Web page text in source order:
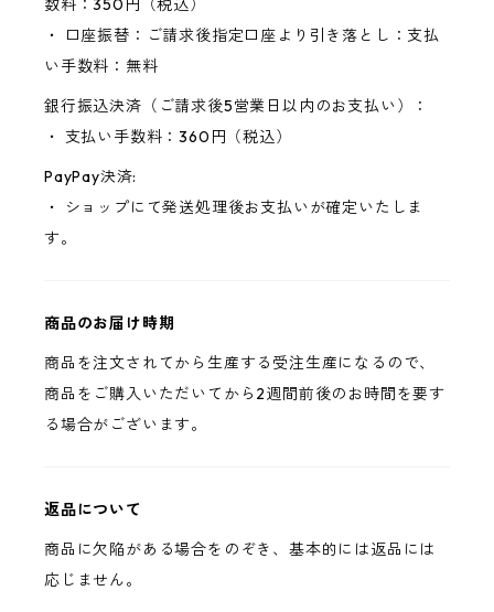
数料：350円（税込）
・ 口座振替：ご請求後指定口座より引き落とし：支払
い手数料：無料
銀行振込決済（ご請求後5営業日以内のお支払い）：
・ 支払い手数料：360円（税込）
PayPay決済:
・ ショップにて発送処理後お支払いが確定いたしま
す。
商品のお届け時期
商品を注文されてから生産する受注生産になるので、
商品をご購入いただいてから2週間前後のお時間を要す
る場合がございます。
返品について
商品に欠陥がある場合をのぞき、基本的には返品には
応じません。